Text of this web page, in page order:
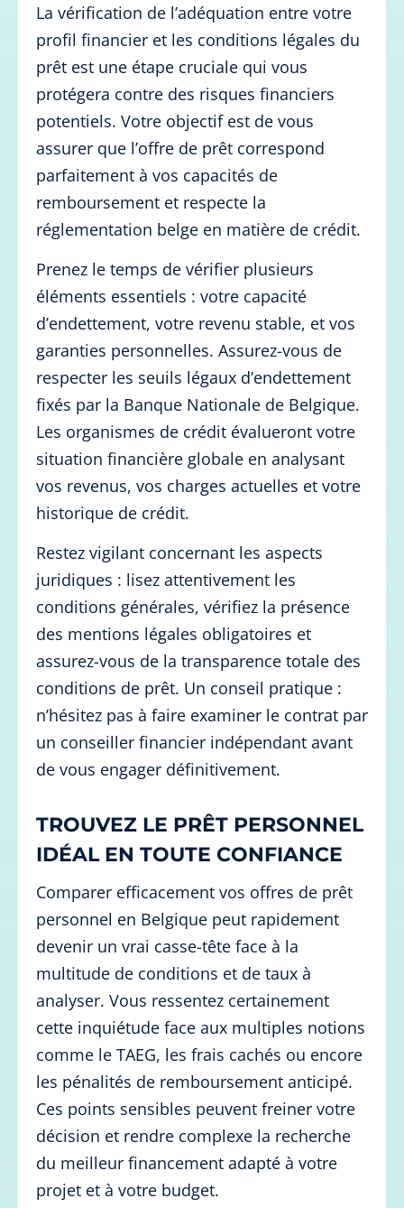
La vérification de l’adéquation entre votre
profil financier et les conditions légales du
prêt est une étape cruciale qui vous
protégera contre des risques financiers
potentiels. Votre objectif est de vous
assurer que l’offre de prêt correspond
parfaitement à vos capacités de
remboursement et respecte la
réglementation belge en matière de crédit.
Prenez le temps de vérifier plusieurs
éléments essentiels : votre capacité
d’endettement, votre revenu stable, et vos
garanties personnelles. Assurez-vous de
respecter les seuils légaux d’endettement
fixés par la Banque Nationale de Belgique.
Les organismes de crédit évalueront votre
situation financière globale en analysant
vos revenus, vos charges actuelles et votre
historique de crédit.
Restez vigilant concernant les aspects
juridiques : lisez attentivement les
conditions générales, vérifiez la présence
des mentions légales obligatoires et
assurez-vous de la transparence totale des
conditions de prêt. Un conseil pratique :
n’hésitez pas à faire examiner le contrat par
un conseiller financier indépendant avant
de vous engager définitivement.
TROUVEZ LE PRÊT PERSONNEL
IDÉAL EN TOUTE CONFIANCE
Comparer efficacement vos offres de prêt
personnel en Belgique peut rapidement
devenir un vrai casse-tête face à la
multitude de conditions et de taux à
analyser. Vous ressentez certainement
cette inquiétude face aux multiples notions
comme le TAEG, les frais cachés ou encore
les pénalités de remboursement anticipé.
Ces points sensibles peuvent freiner votre
décision et rendre complexe la recherche
du meilleur financement adapté à votre
projet et à votre budget.